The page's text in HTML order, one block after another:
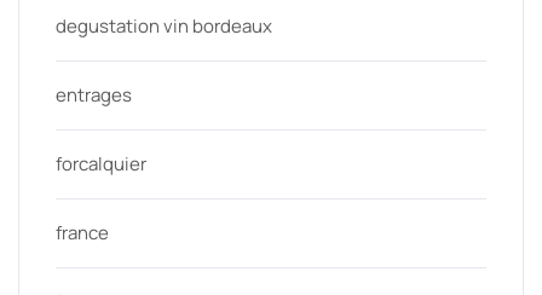
degustation vin bordeaux
entrages
forcalquier
france